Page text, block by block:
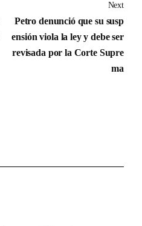
Next
Petro denunció que su susp
ensión viola la ley y debe ser
revisada por la Corte Supre
ma